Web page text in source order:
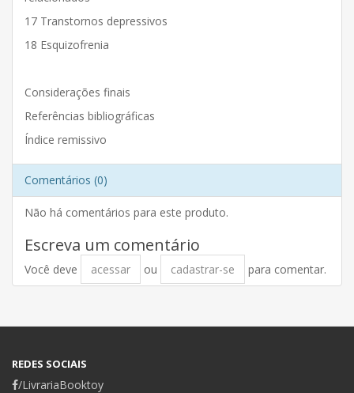
17 Transtornos depressivos
18 Esquizofrenia
Considerações finais
Referências bibliográficas
Índice remissivo
Comentários (0)
Não há comentários para este produto.
Escreva um comentário
Você deve acessar ou cadastrar-se para comentar.
REDES SOCIAIS
/LivrariaBooktoy